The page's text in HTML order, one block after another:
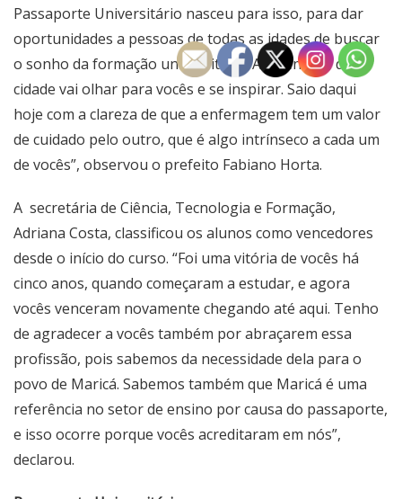
Passaporte Universitário nasceu para isso, para dar
oportunidades a pessoas de todas as idades de buscar
o sonho da formação universitária. A juventude da
cidade vai olhar para vocês e se inspirar. Saio daqui
hoje com a clareza de que a enfermagem tem um valor
de cuidado pelo outro, que é algo intrínseco a cada um
de vocês”, observou o prefeito Fabiano Horta.
A secretária de Ciência, Tecnologia e Formação,
Adriana Costa, classificou os alunos como vencedores
desde o início do curso. “Foi uma vitória de vocês há
cinco anos, quando começaram a estudar, e agora
vocês venceram novamente chegando até aqui. Tenho
de agradecer a vocês também por abraçarem essa
profissão, pois sabemos da necessidade dela para o
povo de Maricá. Sabemos também que Maricá é uma
referência no setor de ensino por causa do passaporte,
e isso ocorre porque vocês acreditaram em nós”,
declarou.